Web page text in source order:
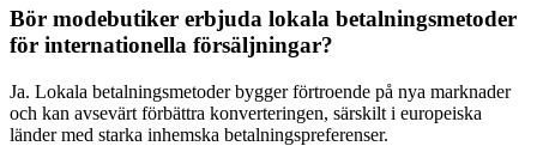
Bör modebutiker erbjuda lokala betalningsmetoder
för internationella försäljningar?
Ja. Lokala betalningsmetoder bygger förtroende på nya marknader
och kan avsevärt förbättra konverteringen, särskilt i europeiska
länder med starka inhemska betalningspreferenser.